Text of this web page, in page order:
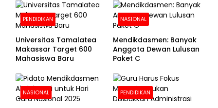
PENDIDIKAN
Universitas Tamalatea
Makassar Target 600
Mahasiswa Baru
NASIONAL
Mendikdasmen: Banyak
Anggota Dewan Lulusan
Paket C
NASIONAL PENDIDIKAN